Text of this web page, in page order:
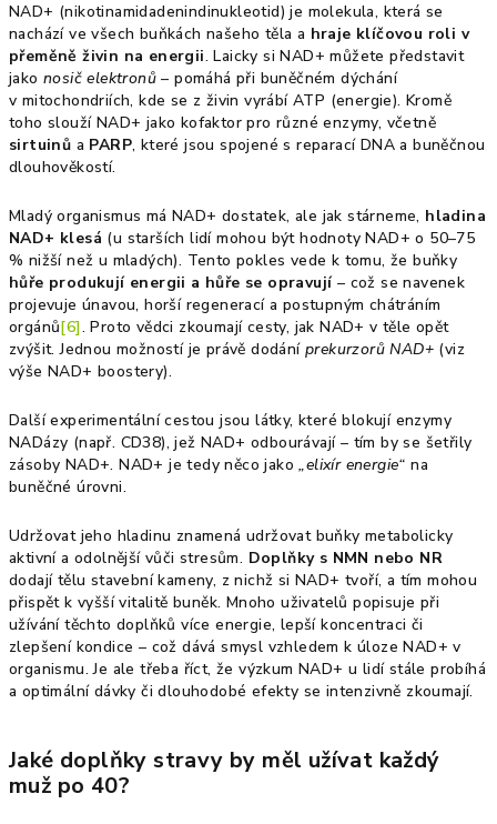
NAD+ (nikotinamidadenindinukleotid) je molekula, která se
nachází ve všech buňkách našeho těla a hraje klíčovou roli v
přeměně živin na energii. Laicky si NAD+ můžete představit
jako nosič elektronů – pomáhá při buněčném dýchání
v mitochondriích, kde se z živin vyrábí ATP (energie). Kromě
toho slouží NAD+ jako kofaktor pro různé enzymy, včetně
sirtuinů a PARP, které jsou spojené s reparací DNA a buněčnou
dlouhověkostí.
Mladý organismus má NAD+ dostatek, ale jak stárneme, hladina
NAD+ klesá (u starších lidí mohou být hodnoty NAD+ o 50–75
% nižší než u mladých). Tento pokles vede k tomu, že buňky
hůře produkují energii a hůře se opravují– což se navenek
projevuje únavou, horší regenerací a postupným chátráním
orgánů[6]. Proto vědci zkoumají cesty, jak NAD+ v těle opět
zvýšit. Jednou možností je právě dodání prekurzorů NAD+ (viz
výše NAD+ boostery).
Další experimentální cestou jsou látky, které blokují enzymy
NADázy (např. CD38), jež NAD+ odbourávají – tím by se šetřily
zásoby NAD+. NAD+ je tedy něco jako„elixír energie“ na
buněčné úrovni.
Udržovat jeho hladinu znamená udržovat buňky metabolicky
aktivní a odolnější vůči stresům. Doplňky s NMN nebo NR
dodají tělu stavební kameny, z nichž si NAD+ tvoří, a tím mohou
přispět k vyšší vitalitě buněk. Mnoho uživatelů popisuje při
užívání těchto doplňků více energie, lepší koncentraci či
zlepšení kondice – což dává smysl vzhledem k úloze NAD+ v
organismu. Je ale třeba říct, že výzkum NAD+ u lidí stále probíhá
a optimální dávky či dlouhodobé efekty se intenzivně zkoumají.
Jaké doplňky stravy by měl užívat každý
muž po 40?